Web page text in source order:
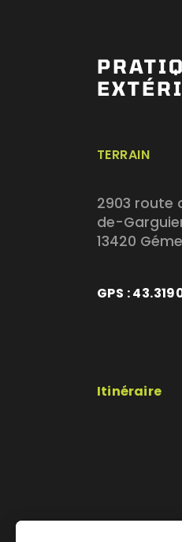
TERRAIN
2903 route
de-
13420
GPS :
Itinéraire